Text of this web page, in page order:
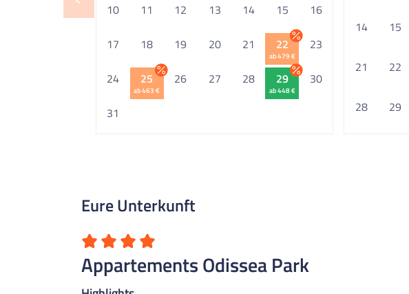
10 11 12 13 14 15 16
17 18 19 20 21 22
ab 479 €
23
24 25
ab 463 €
26 27 28 29
ab 448 €
30
31
14 15
21 22
28 29
Eure Unterkunft
Appartements Odissea Park